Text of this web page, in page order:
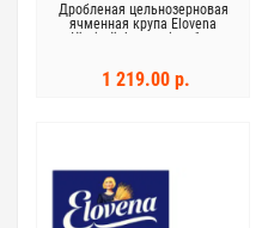
Дробленая цельнозерновая
ячменная крупа Elovena
täysjyväohrasuurimo 1 кг
1 219.00 р.